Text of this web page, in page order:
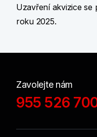
Uzavření akvizice
roku 2025.
Zavolejte nám
955 526